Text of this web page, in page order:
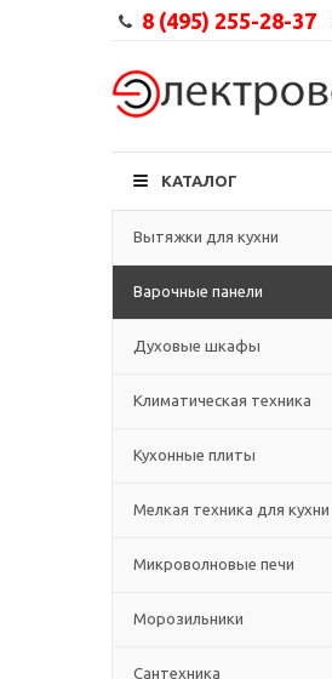
8 (495) 255-28-37
КАТАЛОГ
Вытяжки для кухни
Варочные панели
Духовые шкафы
Климатическая техника
Кухонные плиты
Мелкая техника для кухни
Микроволновые печи
Морозильники
Сантехника